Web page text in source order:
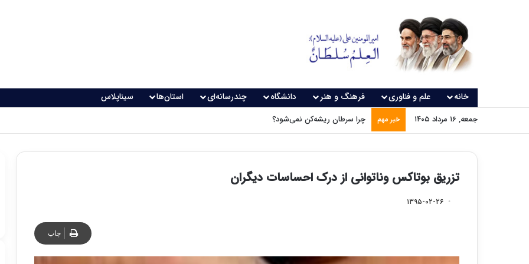
خانه علم و فناوری فرهنگ و هنر دانشگاه چندرسانه‌ای استان‌ها سیناپلاس
جمعه, ۱۶ مرداد ۱۴۰۵ خبر مهم چرا سرطان ریشه‌کن نمی‌شود؟
تزریق بوتاکس وناتوانی از درک احساسات دیگران
۱۳۹۵-۰۲-۲۶
چاپ